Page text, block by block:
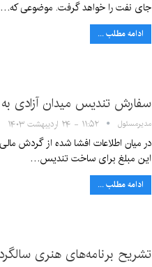
جای نفت را خواهد گرفت. موضوعی که…
ادامه مطلب ...
سفارش تندیس میدان آزادی به
مدیرمسئول ۱۱:۵۲ - ۲۴ اردیبهشت ۱۴۰۳
در میان اطلاعات افشا شده از گردش
این مبلغ برای ساخت تندیس…
ادامه مطلب ...
تشریح برنامه‌های هنری